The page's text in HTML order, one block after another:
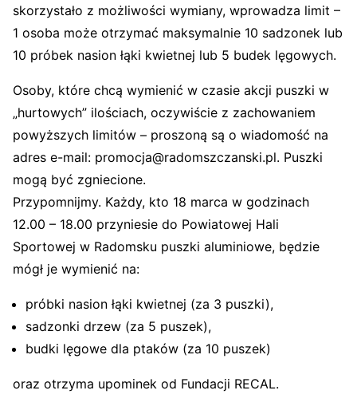
skorzystało z możliwości wymiany, wprowadza limit –
1 osoba może otrzymać maksymalnie 10 sadzonek lub
10 próbek nasion łąki kwietnej lub 5 budek lęgowych.
Osoby, które chcą wymienić w czasie akcji puszki w
„hurtowych” ilościach, oczywiście z zachowaniem
powyższych limitów – proszoną są o wiadomość na
adres e-mail: promocja@radomszczanski.pl. Puszki
mogą być zgniecione.
Przypomnijmy. Każdy, kto 18 marca w godzinach
12.00 – 18.00 przyniesie do Powiatowej Hali
Sportowej w Radomsku puszki aluminiowe, będzie
mógł je wymienić na:
próbki nasion łąki kwietnej (za 3 puszki),
sadzonki drzew (za 5 puszek),
budki lęgowe dla ptaków (za 10 puszek)
oraz otrzyma upominek od Fundacji RECAL.